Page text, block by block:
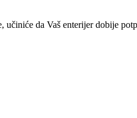
da Vaš enterijer dobije